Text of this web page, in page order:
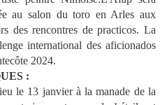
au salon du toro en Arles aux
des rencontres de practicos. La
international des aficionados
2024.
:
le 13 janvier à la manade de la